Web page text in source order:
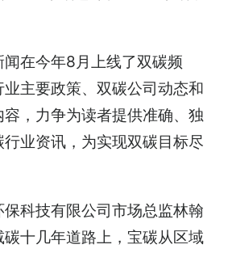
在今年8月上线了双碳频
主要政策、双碳公司动态和
，力争为读者提供准确、独
业资讯，为实现双碳目标尽
科技有限公司市场总监林翰
十几年道路上，宝碳从区域